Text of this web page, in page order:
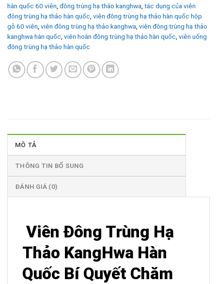
hàn quốc 60 viên đông trùng hạ thảo kanghwa tác dụng của viên
đông trùng hạ thảo hàn quốc viên đông trùng hạ thảo hàn quốc hộp
gỗ 60 viên viên đông trùng hạ thảo kanghwa viên đông trùng hạ thảo
kanghwa hàn quốc viên hoàn đông trùng hạ thảo hàn quốc viên uống
đông trùng hạ thảo hàn quốc
MÔ TẢ
THÔNG TIN BỔ SUNG
ĐÁNH GIÁ (0)
Viên Đông Trùng Hạ
Thảo KangHwa Hàn
Quốc Bí Quyết Chăm